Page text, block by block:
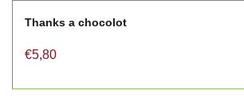
Thanks a chocolot
€5,80